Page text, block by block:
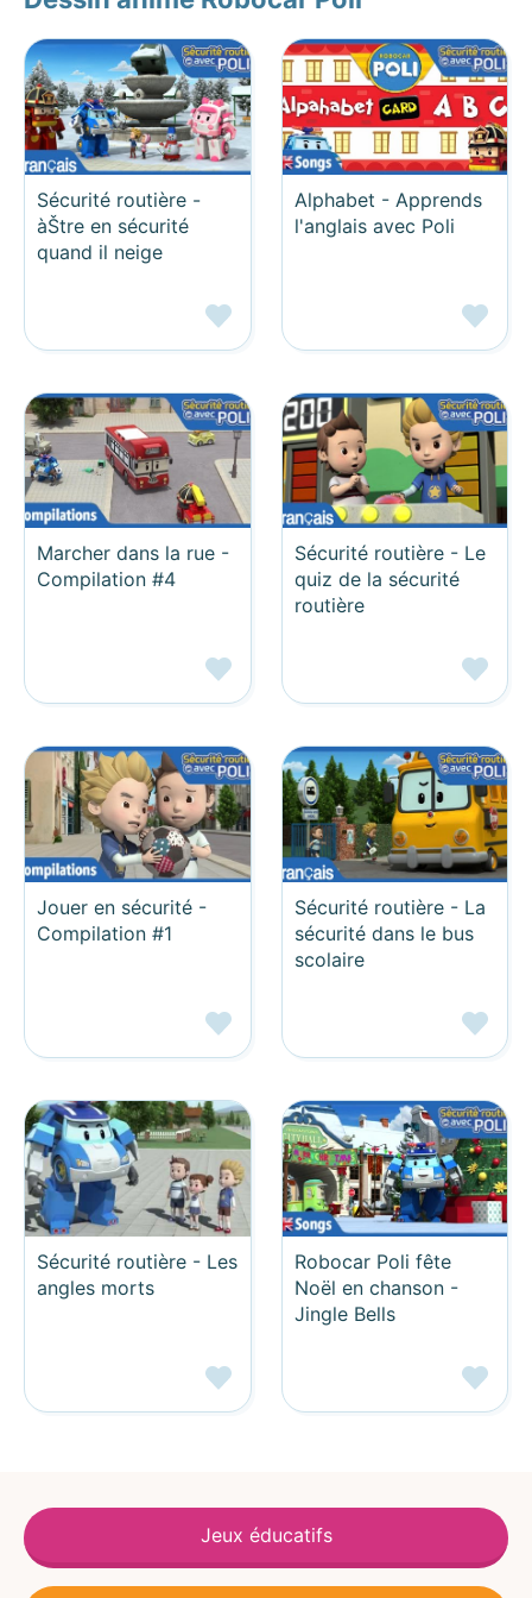
Sécurité routière -
àŠtre en sécurité
quand il neige
Alphabet - Apprends
l'anglais avec Poli
Marcher dans la rue -
Compilation #4
Sécurité routière - Le
quiz de la sécurité
routière
Jouer en sécurité -
Compilation #1
Sécurité routière - La
sécurité dans le bus
scolaire
Sécurité routière - Les
angles morts
Robocar Poli fête
Noël en chanson -
Jingle Bells
Jeux éducatifs